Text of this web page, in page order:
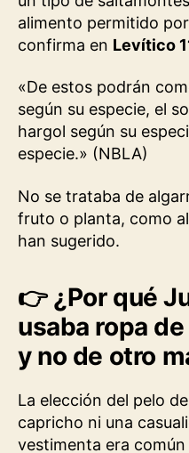
alimento permitido
confirma en Levítico
«De estos podrán
según su especie, el
hargol según su
especie.» (NBLA)
No se trataba de
fruto o planta, como
han sugerido.
👉¿Por qué
usaba ropa
y no de otro
La elección del pelo
capricho ni una
vestimenta era